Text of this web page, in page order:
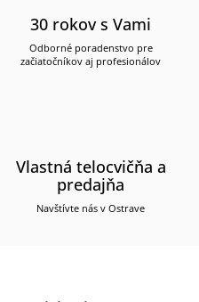
30 rokov s Vami
Odborné poradenstvo pre
začiatočníkov aj profesionálov
Vlastná telocvičňa a
predajňa
Navštívte nás v Ostrave